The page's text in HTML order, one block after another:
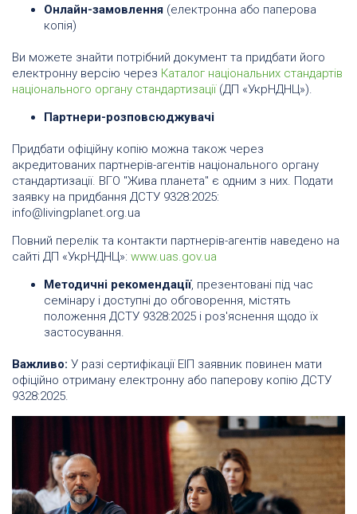
Онлайн-замовлення (електронна або паперова
копія)
Ви можете знайти потрібний документ та придбати його
електронну версію через Каталог національних стандартів
національного органу стандартизації(ДП «УкрНДНЦ»).
Партнери-розповсюджувачі
Придбати офіційну копію можна також через
акредитованих партнерів-агентів національного органу
стандартизації. ВГО "Жива планета" є одним з них. Подати
заявку на придбання ДСТУ 9328:2025:
info@livingplanet.org.ua
Повний перелік та контакти партнерів-агентів наведено на
сайті ДП «УкрНДНЦ»: www.uas.gov.ua
Методичні рекомендації, презентовані під час
семінару і доступні до обговорення, містять
положення ДСТУ 9328:2025 і роз'яснення щодо їх
застосування.
Важливо: У разі сертифікації ЕІП заявник повинен мати
офіційно отриману електронну або паперову копію ДСТУ
9328:2025.